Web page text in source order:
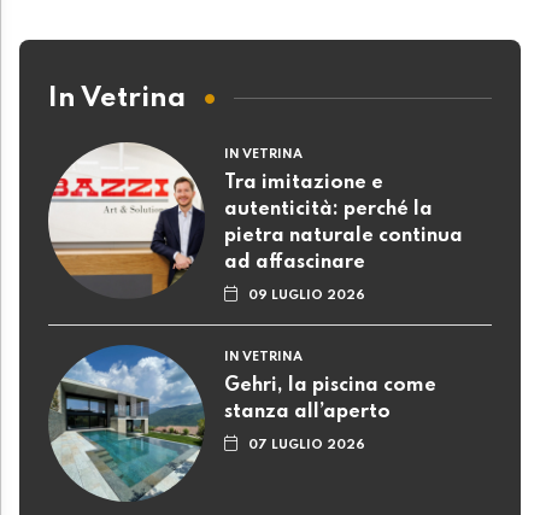
In Vetrina
IN VETRINA
Tra imitazione e
autenticità: perché la
pietra naturale continua
ad affascinare
09 LUGLIO 2026
IN VETRINA
Gehri, la piscina come
stanza all’aperto
07 LUGLIO 2026